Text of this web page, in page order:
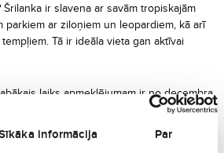
informācija Par
Šrilanka ir slavena ar savām tropiskajām
parkiem ar ziloņiem un leopardiem, kā arī
Tā ir ideāla vieta gan aktīvai
laiks apmeklējumam ir no decembra
un saulains. Dienvidu un rietumu